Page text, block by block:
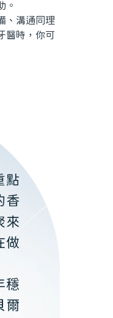
。
、溝通同理
醫時，你可
點
香
來
做
穩
爾